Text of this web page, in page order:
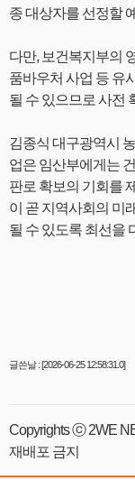
종 대상자를 선정할
다만, 보건복지부의
품바우처 사업 등 유
될 수 있으므로 사전
김종식 대구광역시
업은 임산부에게는
판로 확보의 기회를
이 곧 지역사회의 미
될 수 있도록 최선을
글쓴날 : [2026-06-25 12:58:31.0]
Copyrights ⓒ 2WE
재배포 금지